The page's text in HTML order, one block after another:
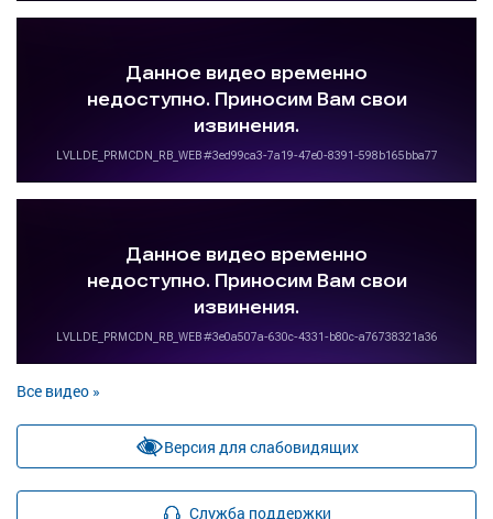
Все видео »
Версия для слабовидящих
Служба поддержки